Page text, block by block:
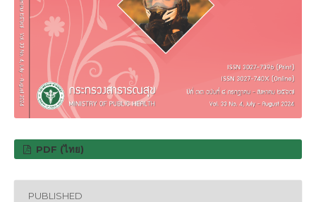
PDF (ไทย)
PUBLISHED